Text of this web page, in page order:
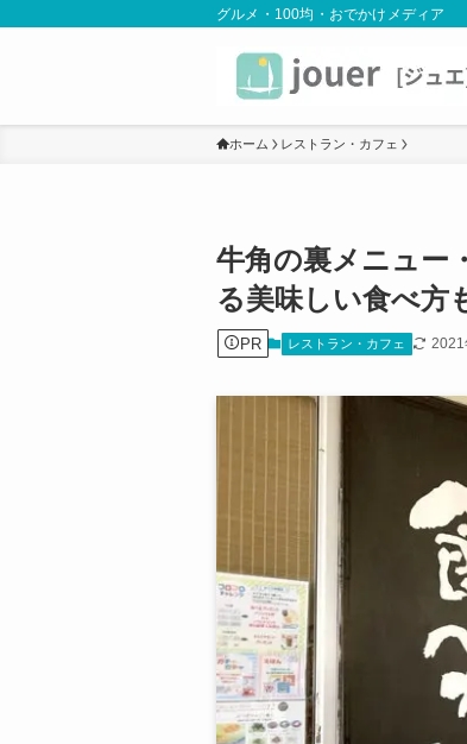
グルメ・100均・おでかけメディア
ホーム レストラン・カフェ
牛角の裏メニュー
る美味しい食べ方
PR レストラン・カフェ 2021